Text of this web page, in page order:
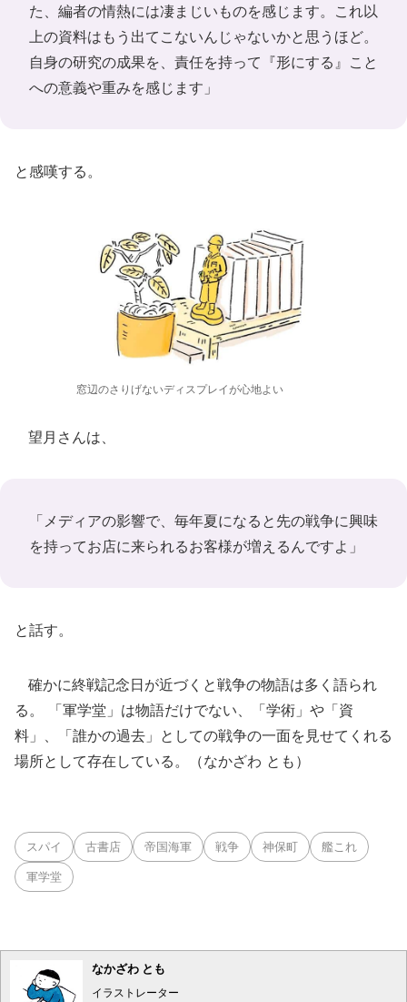
た、編者の情熱には凄まじいものを感じます。これ以
上の資料はもう出てこないんじゃないかと思うほど。
自身の研究の成果を、責任を持って『形にする』こと
への意義や重みを感じます」
と感嘆する。
窓辺のさりげないディスプレイが心地よい
望月さんは、
「メディアの影響で、毎年夏になると先の戦争に興味
を持ってお店に来られるお客様が増えるんですよ」
と話す。
確かに終戦記念日が近づくと戦争の物語は多く語られ
る。 「軍学堂」は物語だけでない、「学術」や「資
料」、「誰かの過去」としての戦争の一面を見せてくれる
場所として存在している。（なかざわ とも）
スパイ 古書店 帝国海軍 戦争 神保町 艦これ
軍学堂
なかざわ とも
イラストレーター